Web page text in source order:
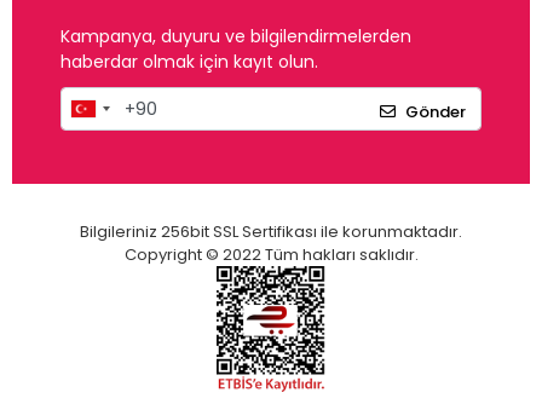
Kampanya, duyuru ve bilgilendirmelerden
haberdar olmak için kayıt olun.
Gönder
Bilgileriniz 256bit SSL Sertifikası ile korunmaktadır.
Copyright © 2022 Tüm hakları saklıdır.